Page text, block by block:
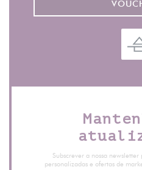
Subscrever a nossa
personalizadas e ofertas de